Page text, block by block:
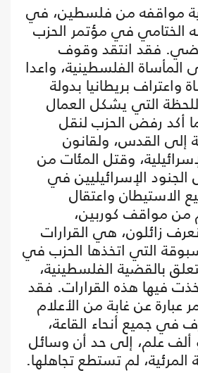
مواقفه من فلسطين، في
الختامي في مؤتمر الحزب
فقد انتقد وقوف
المأساة الفلسطينية، واعدا
واعتراف بريطانيا بدولة
التي يشكل العمال
أكد رفض الحزب لنقل
إلى القدس، ولقانون
وقتل المئات من
الإسرائيليين في
الاستيطان واعتقال
من مواقف كوربين،
زائلون، هي القرارات
التي اتخذها الحزب في
بالقضية الفلسطينية،
فيها هذه القرارات. فقد
عبارة عن غابة من الأعلام
في جميع أنحاء القاعة،
ألف علم، إلى حد أن وسائل
المرئية، لم تستطع تجاهلها.